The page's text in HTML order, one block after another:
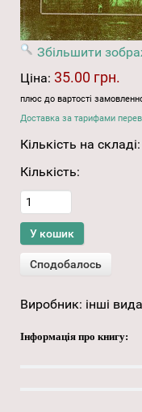
Збільшити
Ціна: 35.00 грн.
плюс до вартості
Доставка за тарифами
Кількість на складі:
Кількість:
Виробник: інші
Інформація про книгу: